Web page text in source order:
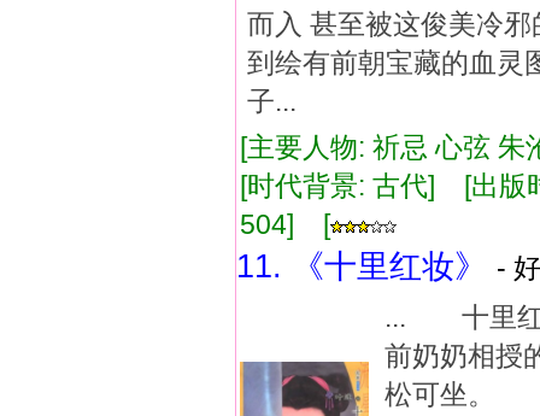
而入 甚至被这俊美冷
到绘有前朝宝藏的血
子...
[主要人物: 祈忌 心弦
[时代背景: 古代] [出
504] [
11. 《十里红妆》
-
... 十里红
前奶奶相
松可坐。